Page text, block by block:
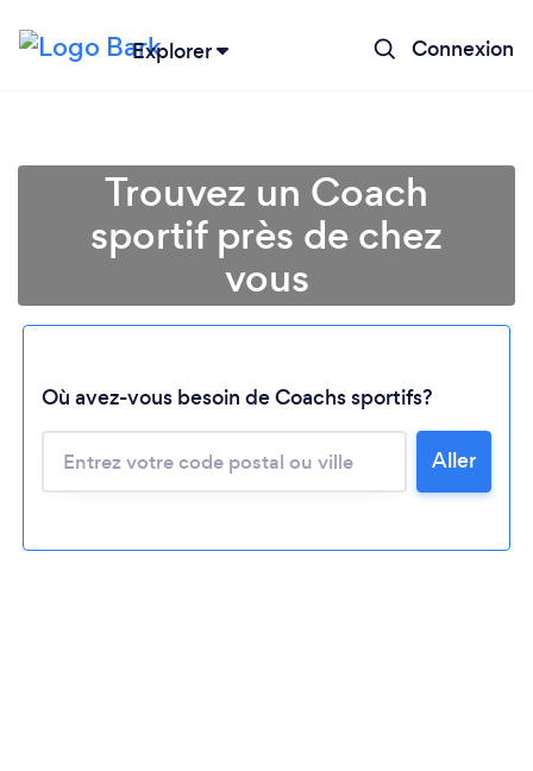
Explorer Connexion
Chargement...
Veuillez patienter...
Trouvez un Coach
sportif près de chez
vous
Où avez-vous besoin de Coachs sportifs?
Aller